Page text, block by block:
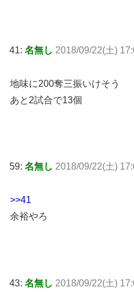
41: 名無し 2018/09/22(土)
地味に200奪三振いけそう
あと2試合で13個
59: 名無し 2018/09/22(土)
>>41
余裕やろ
43: 名無し 2018/09/22(土)